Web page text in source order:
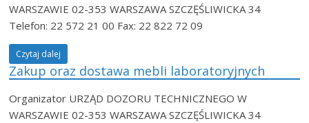
WARSZAWIE 02-353 WARSZAWA SZCZĘŚLIWICKA 34
Telefon: 22 572 21 00 Fax: 22 822 72 09
Czytaj dalej
Zakup oraz dostawa mebli laboratoryjnych
Organizator URZĄD DOZORU TECHNICZNEGO W
WARSZAWIE 02-353 WARSZAWA SZCZĘŚLIWICKA 34